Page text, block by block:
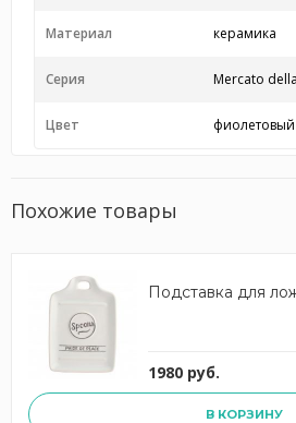
Материал керамика
Серия Mercato
Цвет фиолетовый
Похожие товары
Подставка для
1980 руб.
В КОРЗИНУ